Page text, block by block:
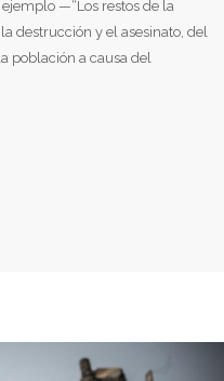
—“Los restos de la
destrucción y el asesinato, del
población a causa del